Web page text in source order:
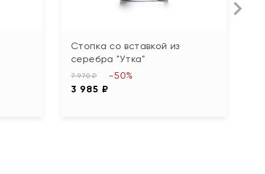
Стопка со вставкой из
серебра "Утка"
7 970 ₽
3 985 ₽
-50%